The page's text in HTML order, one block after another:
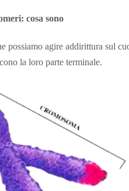
cosa sono
possiamo agire addirittura sul
la loro parte terminale.